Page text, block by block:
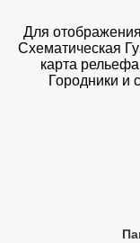
Для отображения
Схематическая
карта
Городники и